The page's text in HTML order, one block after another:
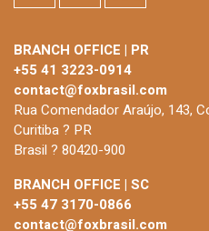
BRANCH OFFICE | PR
+55 41 3223-0914
contact@foxbrasil.com
Rua Comendador Araújo, 143,
Curitiba ? PR
Brasil ? 80420-900
BRANCH OFFICE | SC
+55 47 3170-0866
contact@foxbrasil.com